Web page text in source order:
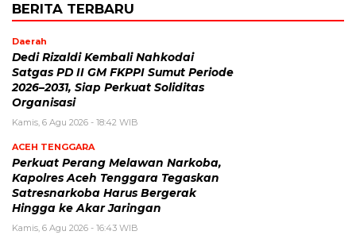
BERITA TERBARU
Daerah
Dedi Rizaldi Kembali Nahkodai
Satgas PD II GM FKPPI Sumut Periode
2026–2031, Siap Perkuat Soliditas
Organisasi
Kamis, 6 Agu 2026 - 18:42 WIB
ACEH TENGGARA
Perkuat Perang Melawan Narkoba,
Kapolres Aceh Tenggara Tegaskan
Satresnarkoba Harus Bergerak
Hingga ke Akar Jaringan
Kamis, 6 Agu 2026 - 16:43 WIB